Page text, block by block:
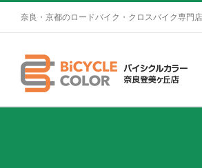
奈良・京都のロードバイク・クロスバイク専門